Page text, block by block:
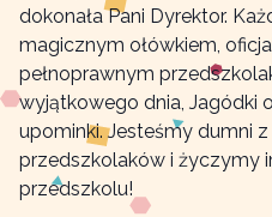
dokonała Pani Dyrektor.
magicznym ołówkiem,
pełnoprawnym
wyjątkowego dnia, Jagódki
upominki. Jesteśmy dumni
przedszkolaków i życzymy
przedszkolu!